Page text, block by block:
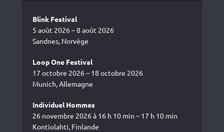
Blink Festival
5 août 2026 – 8 août 2026
Sandnes, Norvège
Loop One Festival
17 octobre 2026 – 18 octobre 2026
Munich, Allemagne
Individuel Hommes
26 novembre 2026 à 16 h 10 min – 17 h 10 min
Kontiolahti, Finlande